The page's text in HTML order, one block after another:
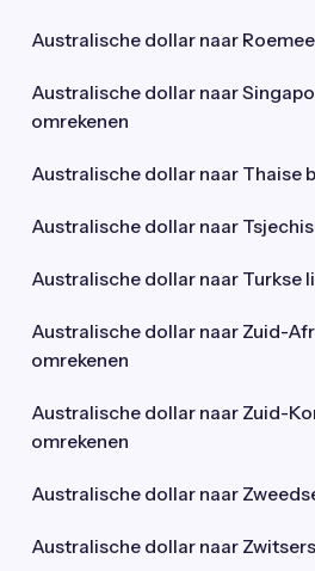
Australische dollar naar
Australische dollar naar
omrekenen
Australische dollar naar Thaise
Australische dollar naar
Australische dollar naar Turkse
Australische dollar naar Zuid-
omrekenen
Australische dollar naar Zuid-
omrekenen
Australische dollar naar
Australische dollar naar